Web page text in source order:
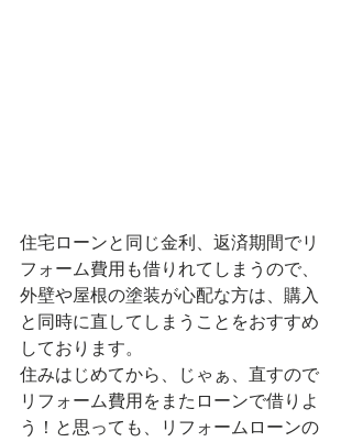
住宅ローンと同じ金利、返済期間でリ
フォーム費用も借りれてしまうので、
外壁や屋根の塗装が心配な方は、購入
と同時に直してしまうことをおすすめ
しております。
住みはじめてから、じゃぁ、直すので
リフォーム費用をまたローンで借りよ
う！と思っても、リフォームローンの